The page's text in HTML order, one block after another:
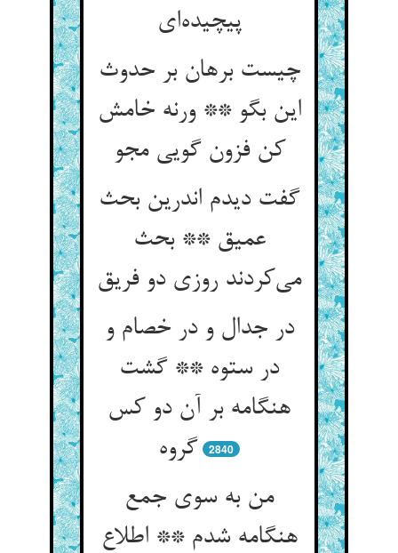
پیچیده‌ای
چیست برهان بر حدوث
این بگو ** ورنه خامش
کن فزون گویی مجو
گفت دیدم اندرین بحث
عمیق ** بحث
می‌کردند روزی دو فریق
در جدال و در خصام و
در ستوه ** گشت
هنگامه بر آن دو کس
گروه
2840
من به سوی جمع
هنگامه شدم ** اطلاع